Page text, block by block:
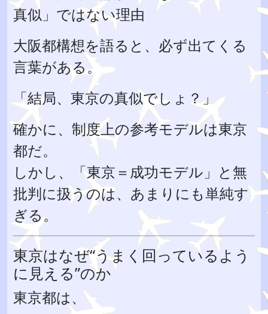
真似」ではない理由
大阪都構想を語ると、必ず出てくる
言葉がある。
「結局、東京の真似でしょ？」
確かに、制度上の参考モデルは東京
都だ。
しかし、「東京＝成功モデル」と無
批判に扱うのは、あまりにも単純す
ぎる。
東京はなぜ“うまく回っているよう
に見える”のか
東京都は、